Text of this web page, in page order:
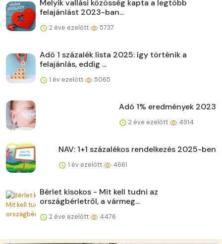
Melyik vallási közösség kapta a legtöbb
felajánlást 2023-ban...
2 éve ezelőtt 5737
Adó 1 százalék lista 2025: így történik a
felajánlás, eddig ...
1 év ezelőtt 5065
Adó 1% eredmények 2023
2 éve ezelőtt 4914
NAV: 1+1 százalékos rendelkezés 2025-ben
1 év ezelőtt 4661
Bérlet kisokos - Mit kell tudni az
országbérletről, a vármeg...
2 éve ezelőtt 4476